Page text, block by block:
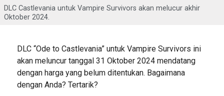
DLC Castlevania untuk Vampire Survivors akan melucur akhir
Oktober 2024.
DLC “Ode to Castlevania” untuk Vampire Survivors ini
akan meluncur tanggal 31 Oktober 2024 mendatang
dengan harga yang belum ditentukan. Bagaimana
dengan Anda? Tertarik?